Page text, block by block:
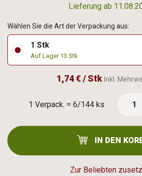
Lieferung ab
1 Verpack. = 6/144 ks
Zur Beliebten
Wählen Sie die Art der Verpackung aus:
1 Stk
Auf Lager 13 Stk
1,74 € / Stk Inkl.
IN DEN